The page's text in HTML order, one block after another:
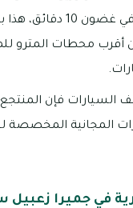
الوصول إليها في
أقرب محطات المترو
السيارات فإن
المجانية المخصصة
في جميرا زعبيل